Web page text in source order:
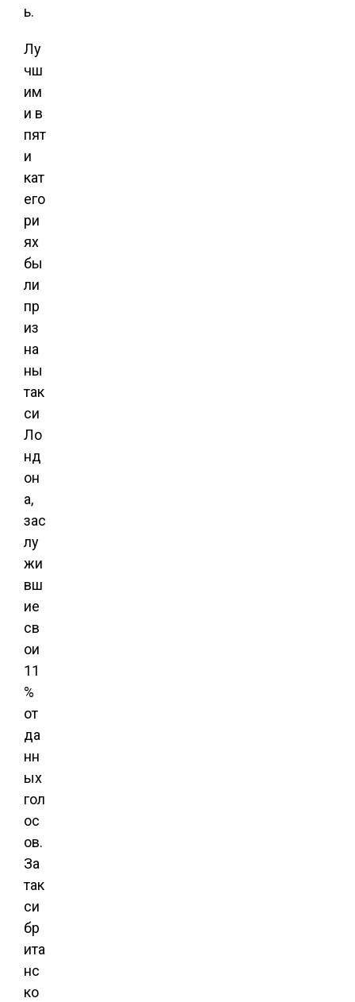
ь.
Лу
чш
им
и в
пят
и
кат
его
ри
ях
бы
ли
пр
из
на
ны
так
си
Ло
нд
он
а,
зас
лу
жи
вш
ие
св
ои
11
%
от
да
нн
ых
гол
ос
ов.
За
так
си
бр
ита
нс
ко